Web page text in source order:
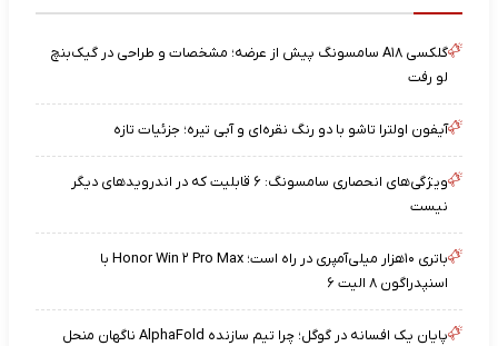
گلکسی A۱۸ سامسونگ پیش از عرضه؛ مشخصات و طراحی در گیک‌بنچ
لو رفت
آیفون اولترا تاشو با دو رنگ نقره‌ای و آبی تیره؛ جزئیات تازه
ویژگی‌های انحصاری سامسونگ: ۶ قابلیت که در اندرویدهای دیگر
نیست
باتری ۱۰هزار میلی‌آمپری در راه است؛ Honor Win ۲ Pro Max با
اسنپدراگون ۸ الیت ۶
پایان یک افسانه در گوگل؛ چرا تیم سازنده AlphaFold ناگهان منحل